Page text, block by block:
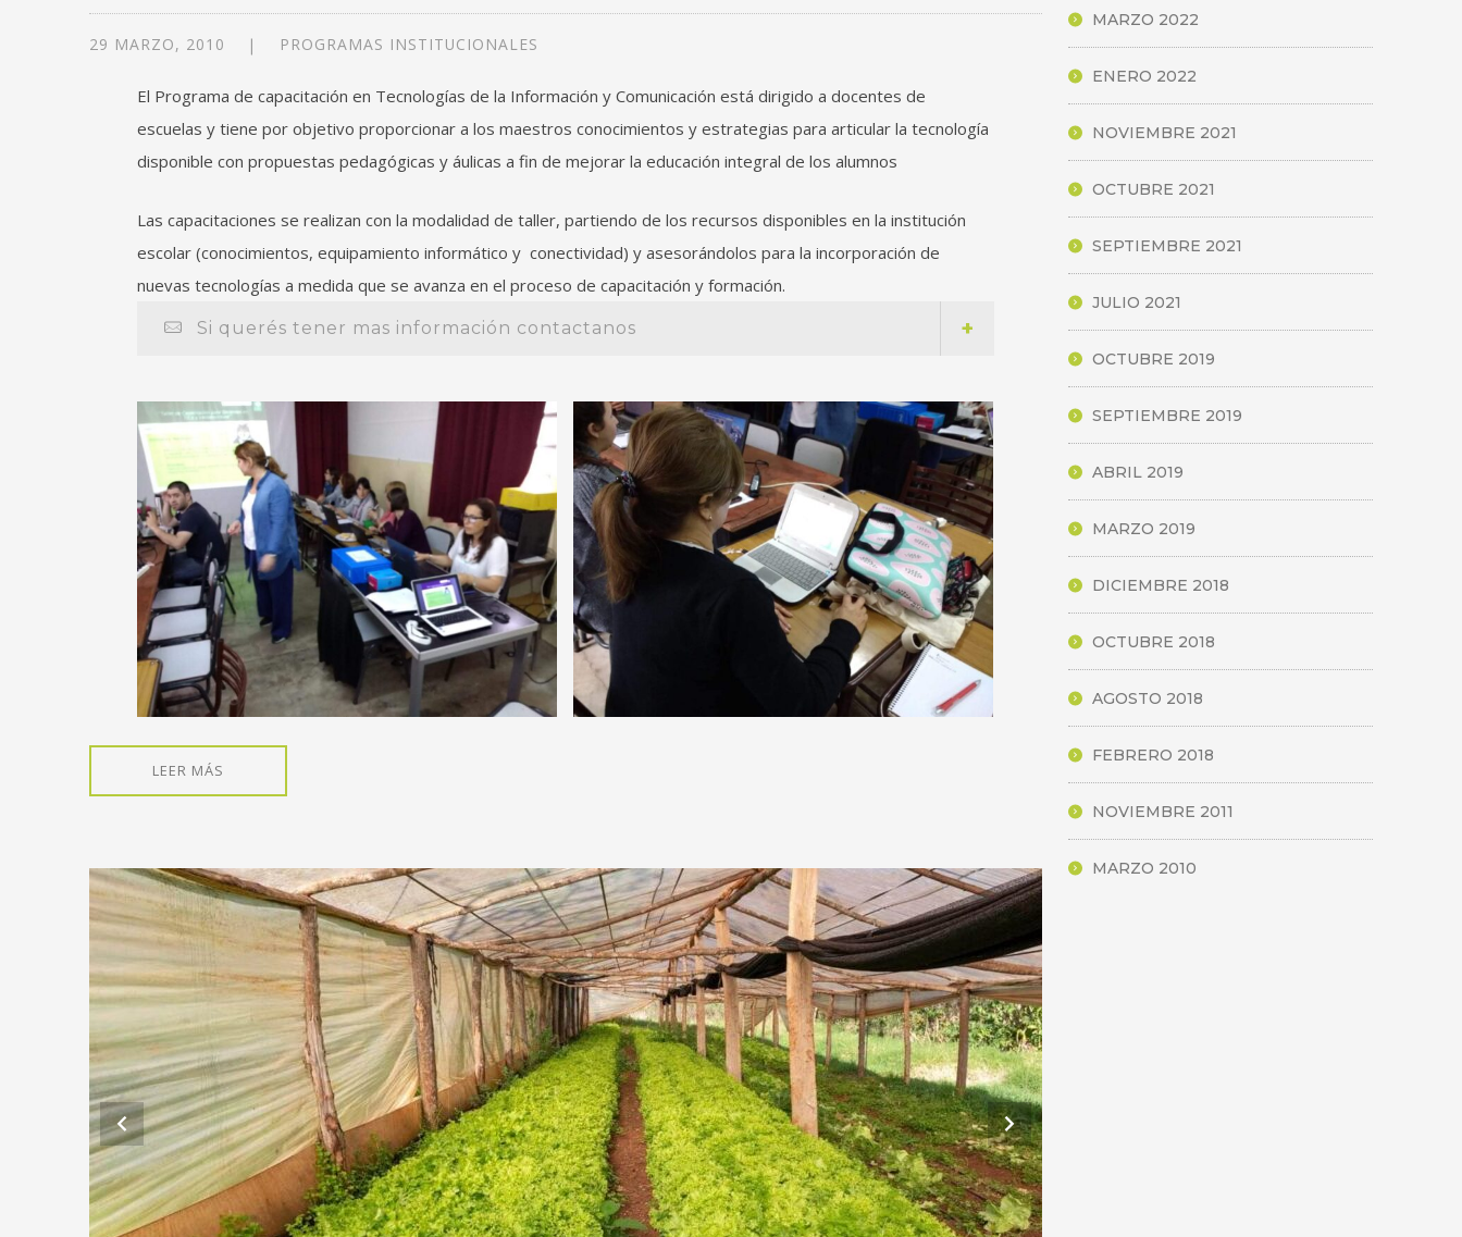
29 MARZO, 2010 PROGRAMAS INSTITUCIONALES
El Programa de capacitación en Tecnologías de la Información y Comunicación está dirigido a docentes de
escuelas y tiene por objetivo proporcionar a los maestros conocimientos y estrategias para articular la tecnología
disponible con propuestas pedagógicas y áulicas a fin de mejorar la educación integral de los alumnos
Las capacitaciones se realizan con la modalidad de taller, partiendo de los recursos disponibles en la institución
escolar (conocimientos, equipamiento informático y conectividad) y asesorándolos para la incorporación de
nuevas tecnologías a medida que se avanza en el proceso de capacitación y formación.
Si querés tener mas información contactanos
LEER MÁS
MARZO 2022
ENERO 2022
NOVIEMBRE 2021
OCTUBRE 2021
SEPTIEMBRE 2021
JULIO 2021
OCTUBRE 2019
SEPTIEMBRE 2019
ABRIL 2019
MARZO 2019
DICIEMBRE 2018
OCTUBRE 2018
AGOSTO 2018
FEBRERO 2018
NOVIEMBRE 2011
MARZO 2010